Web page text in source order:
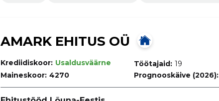
AMARK EHITUS OÜ
Krediidiskoor: Usaldusväärne
Maineskoor: 4270
Töötajaid: 19
Prognooskäive (2026):